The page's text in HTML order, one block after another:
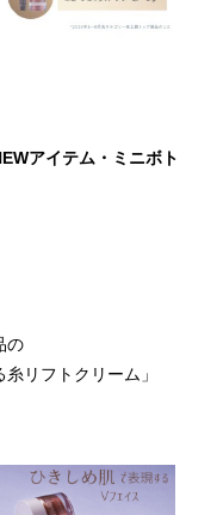
アイテム・ミニボト
の
リフトクリーム」